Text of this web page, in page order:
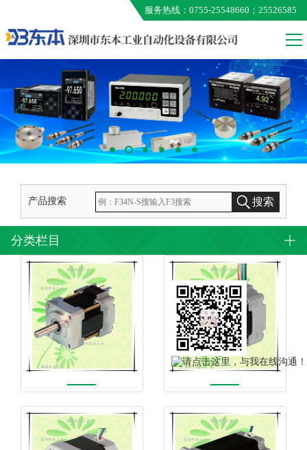
MEG
ONO AUMO
KUNIMORI
EXTION
TAMAGAWA
服务热线：0755-25548660；25526585
产品搜索 搜索
分类栏目
20法兰TS3682系列 24法兰TS3664系列